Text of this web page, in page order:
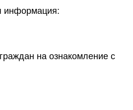
информация:
на ознакомление с